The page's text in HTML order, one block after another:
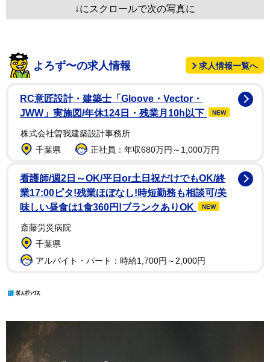
↓にスクロールで次の写真に
よろず〜の求人情報 求人情報一覧へ
RC意匠設計・建築士「Gloove・Vector・
JWW」実施図/年休124日・残業月10h以下
NEW
株式会社曽我建築設計事務所
千葉県
正社員：年収680万円～1,000万円
看護師/週2日～OK/平日or土日祝だけでもOK/終
業17:00ピタ!残業ほぼなし!時短勤務も相談可/美
味しい昼食は1食360円!ブランクありOK
NEW
斎藤労災病院
千葉県
アルバイト・パート：時給1,700円～2,000円